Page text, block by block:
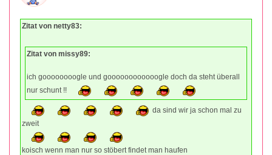
Zitat von netty83:
Zitat von missy89:
ich goooooooogle und goooooooooooogle doch da steht überall
nur schunt !!
da sind wir ja schon mal zu
zweit
koisch wenn man nur so stöbert findet man haufen